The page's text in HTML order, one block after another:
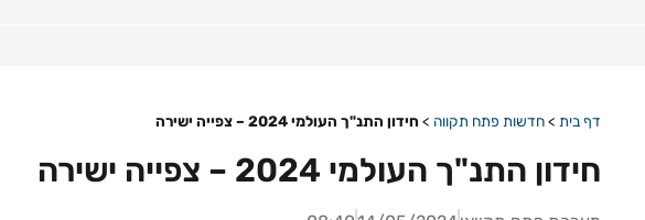
דף בית >חדשות פתח תקווה > חידון התנ"ך העולמי 2024 – צפייה ישירה
חידון התנ"ך העולמי 2024 – צפייה ישירה